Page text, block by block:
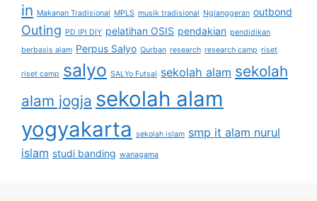
in Makanan Tradisional MPLS musik tradisional Nglanggeran outbond
Outing PD IPI DIY pelatihan OSIS pendakian pendidikan
berbasis alam Perpus Salyo Qurban research research camp riset
riset camp salyo SALYo Futsal sekolah alam sekolah
alam jogja sekolah alam
yogyakarta sekolah islam smp it alam nurul
islam studi banding wanagama